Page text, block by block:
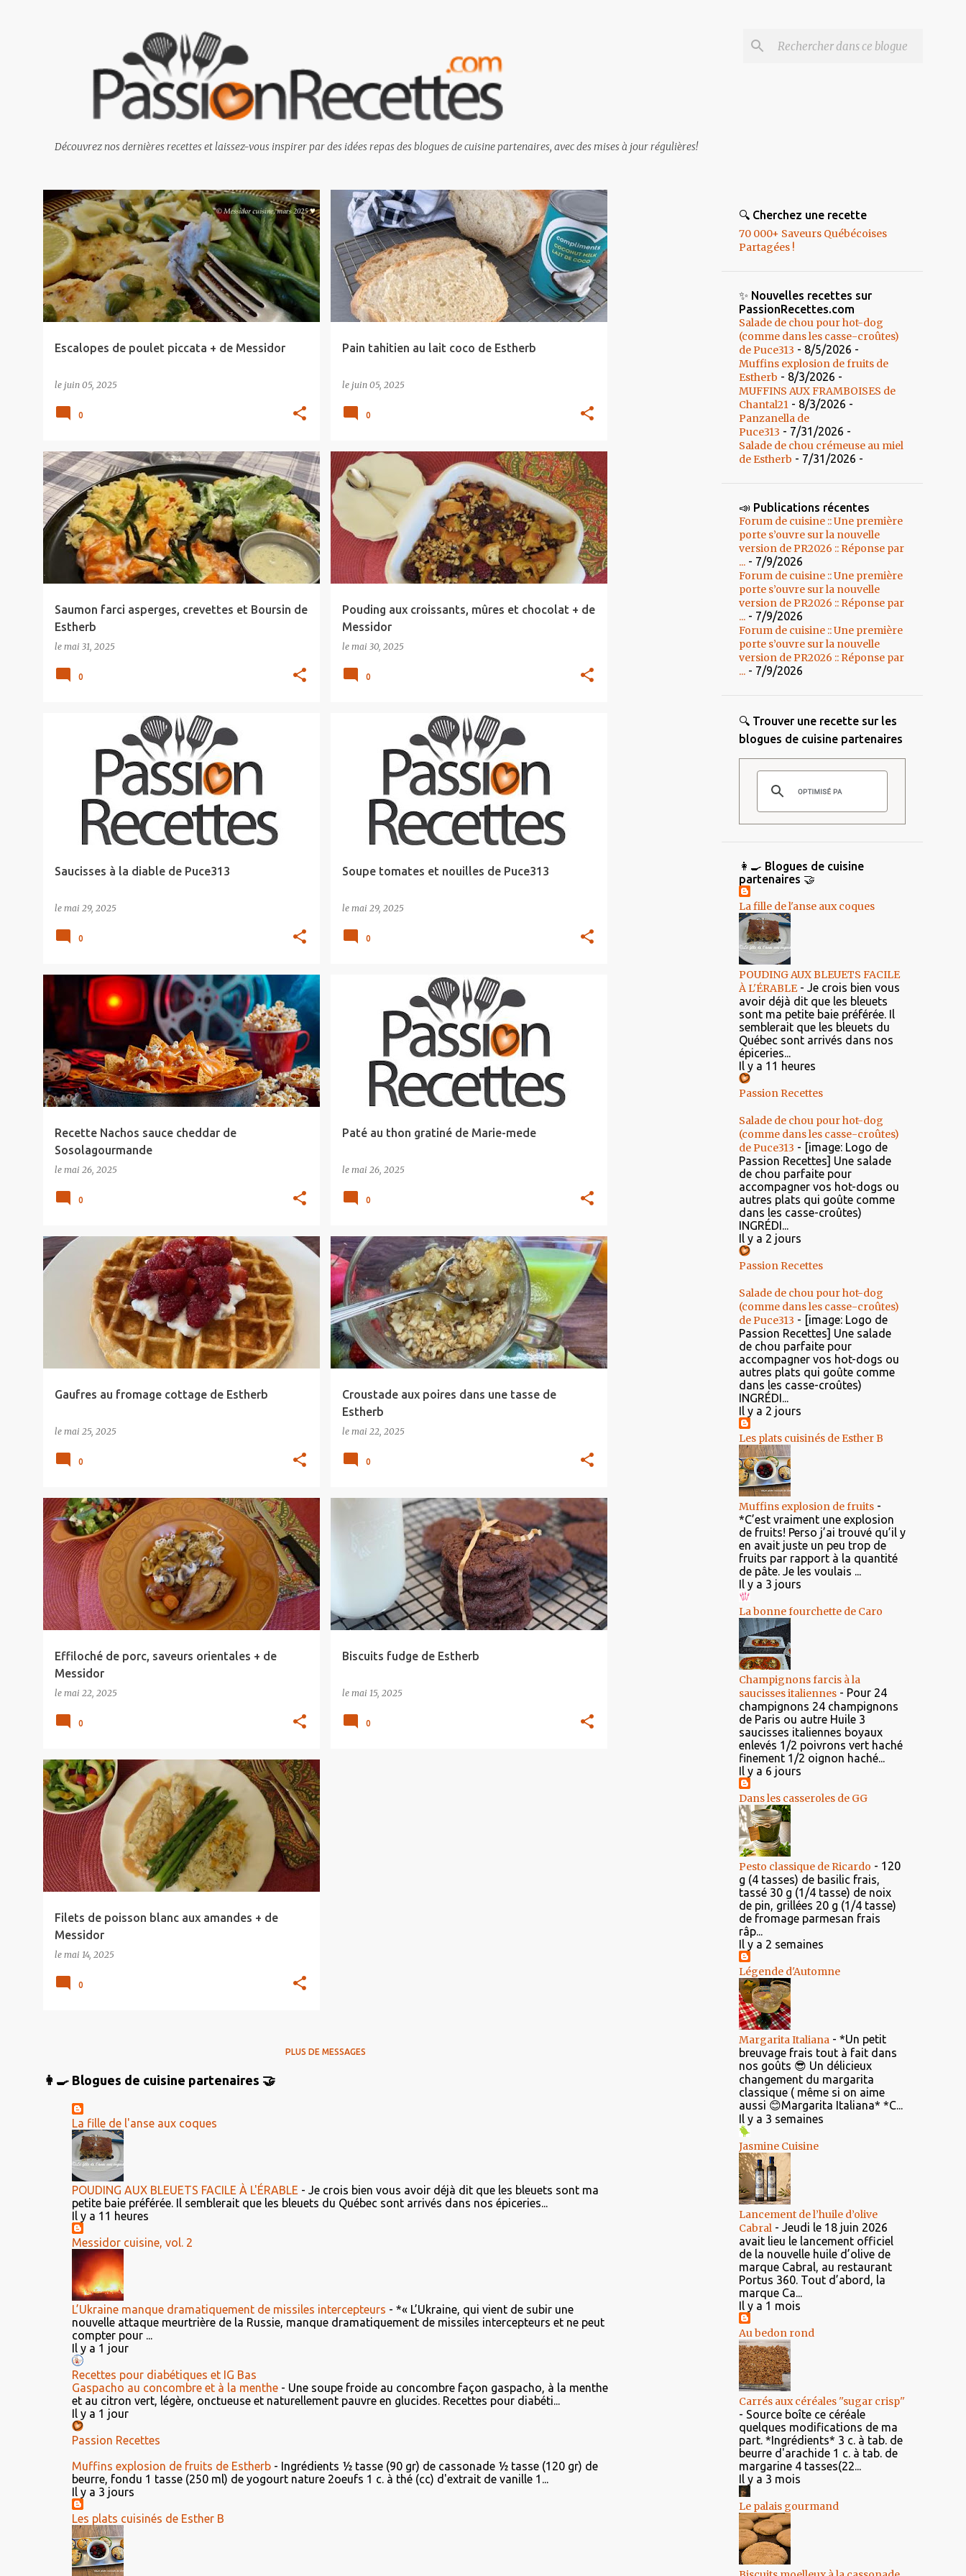
Découvrez nos dernières recettes et laissez-vous inspirer par des idées repas des blogues de cuisine partenaires, avec des mises à jour régulières!
M
e
s
s
a
g
Escalopes de poulet piccata + de Messidor
le juin 05, 2025
0
Pain tahitien au lait coco de Estherb
le juin 05, 2025
0
Saumon farci asperges, crevettes et Boursin de
Estherb
le mai 31, 2025
0
Pouding aux croissants, mûres et chocolat + de
Messidor
le mai 30, 2025
0
Saucisses à la diable de Puce313
le mai 29, 2025
0
Soupe tomates et nouilles de Puce313
le mai 29, 2025
0
Recette Nachos sauce cheddar de
Sosolagourmande
le mai 26, 2025
0
Paté au thon gratiné de Marie-mede
le mai 26, 2025
0
Gaufres au fromage cottage de Estherb
le mai 25, 2025
0
Croustade aux poires dans une tasse de
Estherb
le mai 22, 2025
0
Effiloché de porc, saveurs orientales + de
Messidor
le mai 22, 2025
0
Biscuits fudge de Estherb
le mai 15, 2025
0
Filets de poisson blanc aux amandes + de
Messidor
le mai 14, 2025
0
PLUS DE MESSAGES
👩‍🍳 Blogues de cuisine partenaires 🤝
La fille de l'anse aux coques
POUDING AUX BLEUETS FACILE À L'ÉRABLE - Je crois bien vous avoir déjà dit que les bleuets sont ma
petite baie préférée. Il semblerait que les bleuets du Québec sont arrivés dans nos épiceries...
Il y a 11 heures
Messidor cuisine, vol. 2
L’Ukraine manque dramatiquement de missiles intercepteurs - *« L’Ukraine, qui vient de subir une
nouvelle attaque meurtrière de la Russie, manque dramatiquement de missiles intercepteurs et ne peut
compter pour ...
Il y a 1 jour
Recettes pour diabétiques et IG Bas
Gaspacho au concombre et à la menthe - Une soupe froide au concombre façon gaspacho, à la menthe
et au citron vert, légère, onctueuse et naturellement pauvre en glucides. Recettes pour diabéti...
Il y a 1 jour
Passion Recettes
Muffins explosion de fruits de Estherb - Ingrédients ½ tasse (90 gr) de cassonade ½ tasse (120 gr) de
beurre, fondu 1 tasse (250 ml) de yogourt nature 2oeufs 1 c. à thé (cc) d'extrait de vanille 1...
Il y a 3 jours
Les plats cuisinés de Esther B
🔍 Cherchez une recette
70 000+ Saveurs Québécoises
Partagées !
✨ Nouvelles recettes sur
PassionRecettes.com
Salade de chou pour hot-dog
(comme dans les casse-croûtes)
de Puce313 - 8/5/2026 -
Muffins explosion de fruits de
Estherb - 8/3/2026 -
MUFFINS AUX FRAMBOISES de
Chantal21 - 8/3/2026 -
Panzanella de
Puce313 - 7/31/2026 -
Salade de chou crémeuse au miel
de Estherb - 7/31/2026 -
📣 Publications récentes
Forum de cuisine :: Une première
porte s’ouvre sur la nouvelle
version de PR2026 :: Réponse par
... - 7/9/2026
Forum de cuisine :: Une première
porte s’ouvre sur la nouvelle
version de PR2026 :: Réponse par
... - 7/9/2026
Forum de cuisine :: Une première
porte s’ouvre sur la nouvelle
version de PR2026 :: Réponse par
... - 7/9/2026
🔍 Trouver une recette sur les
blogues de cuisine partenaires
👩‍🍳 Blogues de cuisine
partenaires 🤝
La fille de l'anse aux coques
POUDING AUX BLEUETS FACILE
À L'ÉRABLE - Je crois bien vous
avoir déjà dit que les bleuets
sont ma petite baie préférée. Il
semblerait que les bleuets du
Québec sont arrivés dans nos
épiceries...
Il y a 11 heures
Passion Recettes
Salade de chou pour hot-dog
(comme dans les casse-croûtes)
de Puce313 - [image: Logo de
Passion Recettes] Une salade
de chou parfaite pour
accompagner vos hot-dogs ou
autres plats qui goûte comme
dans les casse-croûtes)
INGRÉDI...
Il y a 2 jours
Passion Recettes
Salade de chou pour hot-dog
(comme dans les casse-croûtes)
de Puce313 - [image: Logo de
Passion Recettes] Une salade
de chou parfaite pour
accompagner vos hot-dogs ou
autres plats qui goûte comme
dans les casse-croûtes)
INGRÉDI...
Il y a 2 jours
Les plats cuisinés de Esther B
Muffins explosion de fruits -
*C’est vraiment une explosion
de fruits! Perso j’ai trouvé qu’il y
en avait juste un peu trop de
fruits par rapport à la quantité
de pâte. Je les voulais ...
Il y a 3 jours
La bonne fourchette de Caro
Champignons farcis à la
saucisses italiennes - Pour 24
champignons 24 champignons
de Paris ou autre Huile 3
saucisses italiennes boyaux
enlevés 1/2 poivrons vert haché
finement 1/2 oignon haché...
Il y a 6 jours
Dans les casseroles de GG
Pesto classique de Ricardo - 120
g (4 tasses) de basilic frais,
tassé 30 g (1/4 tasse) de noix
de pin, grillées 20 g (1/4 tasse)
de fromage parmesan frais
râp...
Il y a 2 semaines
Légende d'Automne
Margarita Italiana - *Un petit
breuvage frais tout à fait dans
nos goûts 😎 Un délicieux
changement du margarita
classique ( même si on aime
aussi 😊Margarita Italiana* *C...
Il y a 3 semaines
Jasmine Cuisine
Lancement de l’huile d’olive
Cabral - Jeudi le 18 juin 2026
avait lieu le lancement officiel
de la nouvelle huile d’olive de
marque Cabral, au restaurant
Portus 360. Tout d’abord, la
marque Ca...
Il y a 1 mois
Au bedon rond
Carrés aux céréales ''sugar crisp''
- Source boîte ce céréale
quelques modifications de ma
part. *Ingrédients* 3 c. à tab. de
beurre d'arachide 1 c. à tab. de
margarine 4 tasses(22...
Il y a 3 mois
Le palais gourmand